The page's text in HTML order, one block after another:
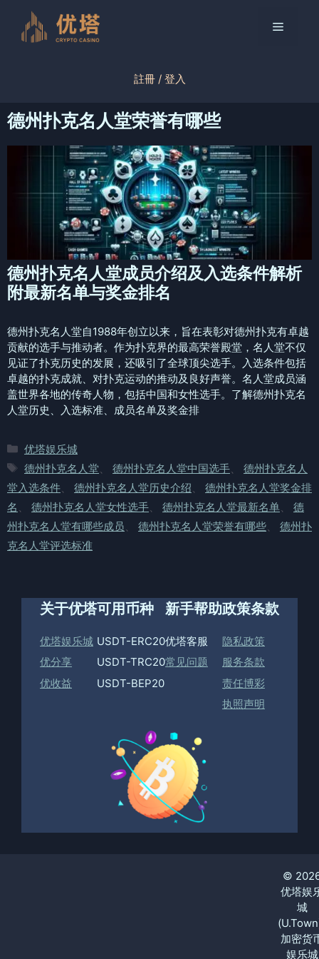
菜
註冊 / 登入
德州扑克名人堂荣誉有哪些
德州扑克名人堂成员介绍及入选条件解析
附最新名单与奖金排名
德州扑克名人堂自1988年创立以来，旨在表彰对德州扑克有卓越
贡献的选手与推动者。作为扑克界的最高荣誉殿堂，名人堂不仅
见证了扑克历史的发展，还吸引了全球顶尖选手。入选条件包括
卓越的扑克成就、对扑克运动的推动及良好声誉。名人堂成员涵
盖世界各地的传奇人物，包括中国和女性选手。了解德州扑克名
人堂历史、入选标准、成员名单及奖金排
分
类
优塔娱乐城
标
签
德州扑克名人堂 德州扑克名人堂中国选手
德州扑克名人
堂入选条件
德州扑克名人堂历史介绍
德州扑克名人堂奖金排
名
德州扑克名人堂女性选手 德州扑克名人堂最新名单
德
州扑克名人堂有哪些成员
德州扑克名人堂荣誉有哪些
德州扑
克名人堂评选标准
关于优塔
优塔娱乐城
优分享
优收益
可用币种
USDT-ERC20
USDT-TRC20
USDT-BEP20
新手帮助
优塔客服
常见问题
政策条款
隐私政策
服务条款
责任博彩
执照声明
©
优塔娱
城
加密货
娱乐城